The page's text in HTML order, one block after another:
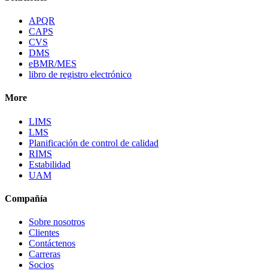
APQR
CAPS
CVS
DMS
eBMR/MES
libro de registro electrónico
More
LIMS
LMS
Planificación de control de calidad
RIMS
Estabilidad
UAM
Compañía
Sobre nosotros
Clientes
Contáctenos
Carreras
Socios